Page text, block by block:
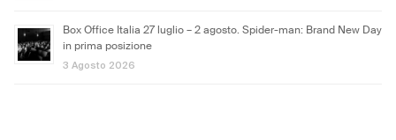
Box Office Italia 27 luglio – 2 agosto. Spider-man: Brand New Day
in prima posizione
3 Agosto 2026